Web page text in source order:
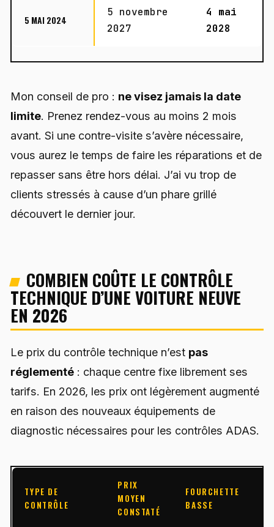
5 MAI 2024
5 novembre
2027
4 mai
2028
Mon conseil de pro : ne visez jamais la date
limite. Prenez rendez-vous au moins 2 mois
avant. Si une contre-visite s’avère nécessaire,
vous aurez le temps de faire les réparations et de
repasser sans être hors délai. J’ai vu trop de
clients stressés à cause d’un phare grillé
découvert le dernier jour.
COMBIEN COÛTE LE CONTRÔLE
TECHNIQUE D’UNE VOITURE NEUVE
EN 2026
Le prix du contrôle technique n’est pas
réglementé : chaque centre fixe librement ses
tarifs. En 2026, les prix ont légèrement augmenté
en raison des nouveaux équipements de
diagnostic nécessaires pour les contrôles ADAS.
TYPE DE
CONTRÔLE
PRIX
MOYEN
CONSTATÉ
FOURCHETTE
BASSE